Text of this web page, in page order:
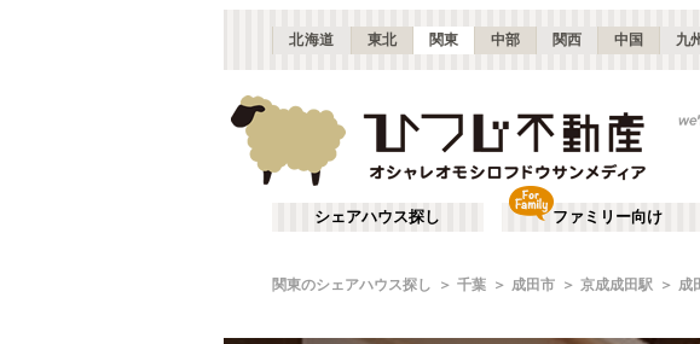
北海道 東北 関東 中部 関西 中国 九
シェアハウス探し ファミリー向け
関東のシェアハウス探し 千葉 成田市 京成成田駅 成